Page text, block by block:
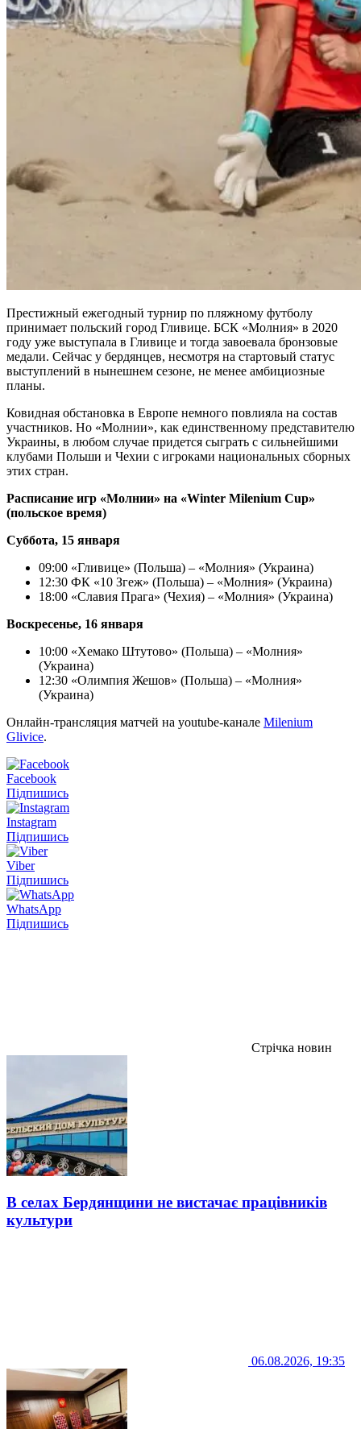
Престижный ежегодный турнир по пляжному футболу
принимает польский город Гливице. БСК «Молния» в 2020
году уже выступала в Гливице и тогда завоевала бронзовые
медали. Сейчас у бердянцев, несмотря на стартовый статус
выступлений в нынешнем сезоне, не менее амбициозные
планы.
Ковидная обстановка в Европе немного повлияла на состав
участников. Но «Молнии», как единственному представителю
Украины, в любом случае придется сыграть с сильнейшими
клубами Польши и Чехии с игроками национальных сборных
этих стран.
Расписание игр «Молнии» на «Winter Milenium Cup»
(польское время)
Суббота, 15 января
09:00 «Гливице» (Польша) – «Молния» (Украина)
12:30 ФК «10 Згеж» (Польша) – «Молния» (Украина)
18:00 «Славия Прага» (Чехия) – «Молния» (Украина)
Воскресенье, 16 января
10:00 «Хемако Штутово» (Польша) – «Молния»
(Украина)
12:30 «Олимпия Жешов» (Польша) – «Молния»
(Украина)
Онлайн-трансляция матчей на youtube-канале Milenium
Glivice.
Facebook
Підпишись
Instagram
Підпишись
Viber
Підпишись
WhatsApp
Підпишись
Стрічка новин
В селах Бердянщини не вистачає працівників
культури
06.08.2026, 19:35